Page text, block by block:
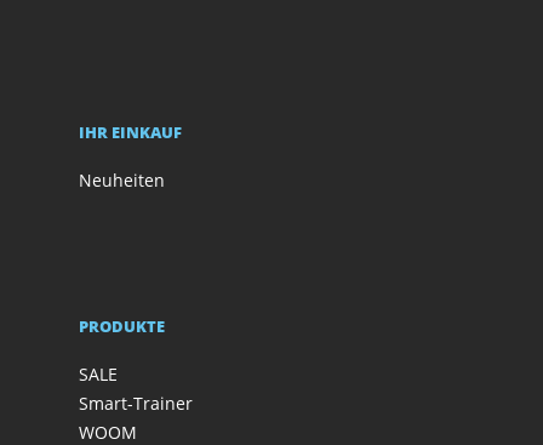
IHR EINKAUF
Neuheiten
PRODUKTE
SALE
Smart-Trainer
WOOM